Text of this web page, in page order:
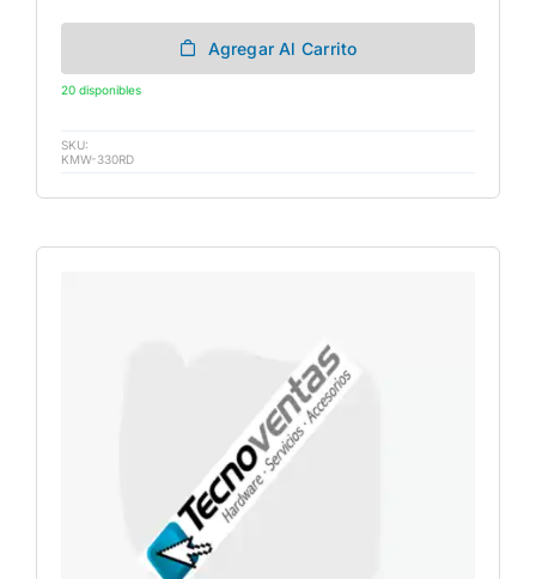
Agregar Al Carrito
20 disponibles
SKU:
KMW-330RD